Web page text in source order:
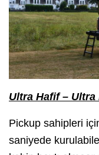
Ultra Hafif – Ultra
Pickup sahipleri
saniyede